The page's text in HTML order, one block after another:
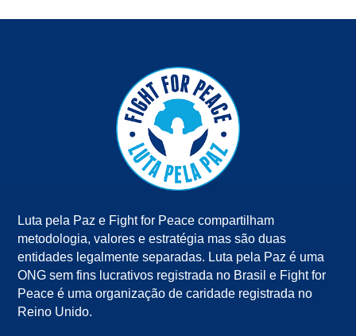
Luta pela Paz e Fight for Peace compartilham
metodologia, valores e estratégia mas são duas
entidades legalmente separadas. Luta pela Paz é uma
ONG sem fins lucrativos registrada no Brasil e Fight for
Peace é uma organização de caridade registrada no
Reino Unido.